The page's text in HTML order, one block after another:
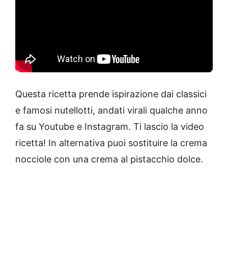
Questa ricetta prende ispirazione dai classici
e famosi nutellotti, andati virali qualche anno
fa su Youtube e Instagram. Ti lascio la video
ricetta! In alternativa puoi sostituire la crema
nocciole con una crema al pistacchio dolce.